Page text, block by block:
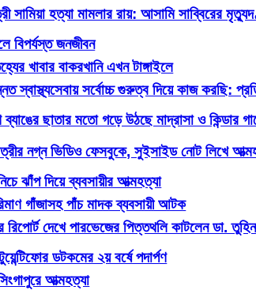
সামিয়া হত্যা মামলার রায়: আসামি সাব্বিরের
বিপর্যস্ত জনজীবন
খাবার বাকরখানি এখন টাঙ্গাইলে
স্বাস্থ্যসেবায় সর্বোচ্চ গুরুত্ব দিয়ে কাজ করছি:
ছাতার মতো গড়ে উঠছে মাদ্রাসা ও কিন্ডার
নগ্ন ভিডিও ফেসবুকে, সুইসাইড নোট লিখে
ঝাঁপ দিয়ে ব্যবসায়ীর আত্মহত্যা
গাঁজাসহ পাঁচ মাদক ব্যবসায়ী আটক
রিপোর্ট দেখে পারভেজের পিত্তথলি কাটলেন ডা. তুহিন
ডটকমের ২য় বর্ষে পদার্পণ
আত্মহত্যা